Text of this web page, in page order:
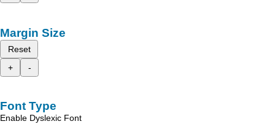
Margin Size
Reset
+
-
Font Type
Enable Dyslexic Font